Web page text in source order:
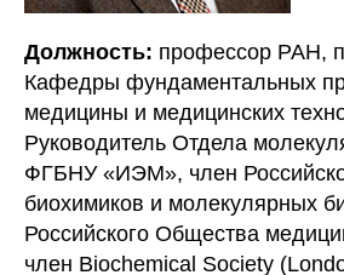
Должность: профессор РАН,
Кафедры фундаментальных
медицины и медицинских
Руководитель Отдела
ФГБНУ «ИЭМ», член
биохимиков и молекулярных
Российского Общества
член Biochemical Society